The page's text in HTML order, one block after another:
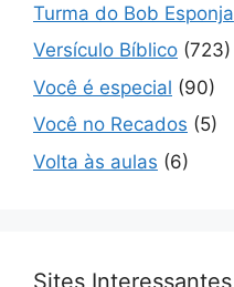
Turma do Bob Esponja
Versículo Bíblico (723)
Você é especial (90)
Você no Recados (5)
Volta às aulas (6)
Sites Interessantes